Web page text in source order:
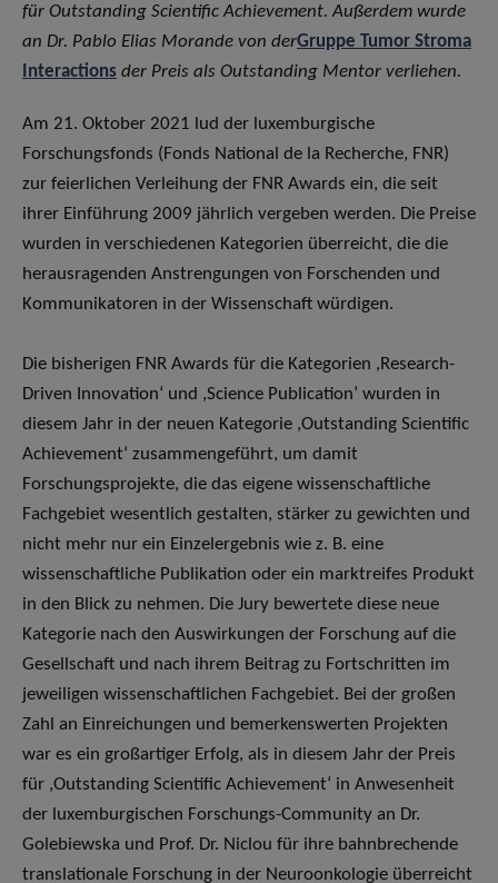
für Outstanding Scientific Achievement. Außerdem wurde
an Dr. Pablo Elias Morande von derGruppe Tumor Stroma
Interactions der Preis als Outstanding Mentor verliehen.
Am 21. Oktober 2021 lud der luxemburgische
Forschungsfonds (Fonds National de la Recherche, FNR)
zur feierlichen Verleihung der FNR Awards ein, die seit
ihrer Einführung 2009 jährlich vergeben werden. Die Preise
wurden in verschiedenen Kategorien überreicht, die die
herausragenden Anstrengungen von Forschenden und
Kommunikatoren in der Wissenschaft würdigen.
Die bisherigen FNR Awards für die Kategorien ,Research-
Driven Innovation‘ und ,Science Publication’ wurden in
diesem Jahr in der neuen Kategorie ,Outstanding Scientific
Achievement‘ zusammengeführt, um damit
Forschungsprojekte, die das eigene wissenschaftliche
Fachgebiet wesentlich gestalten, stärker zu gewichten und
nicht mehr nur ein Einzelergebnis wie z. B. eine
wissenschaftliche Publikation oder ein marktreifes Produkt
in den Blick zu nehmen. Die Jury bewertete diese neue
Kategorie nach den Auswirkungen der Forschung auf die
Gesellschaft und nach ihrem Beitrag zu Fortschritten im
jeweiligen wissenschaftlichen Fachgebiet. Bei der großen
Zahl an Einreichungen und bemerkenswerten Projekten
war es ein großartiger Erfolg, als in diesem Jahr der Preis
für ,Outstanding Scientific Achievement‘ in Anwesenheit
der luxemburgischen Forschungs-Community an Dr.
Golebiewska und Prof. Dr. Niclou für ihre bahnbrechende
translationale Forschung in der Neuroonkologie überreicht